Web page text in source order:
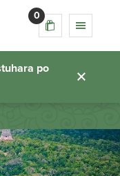
0
po